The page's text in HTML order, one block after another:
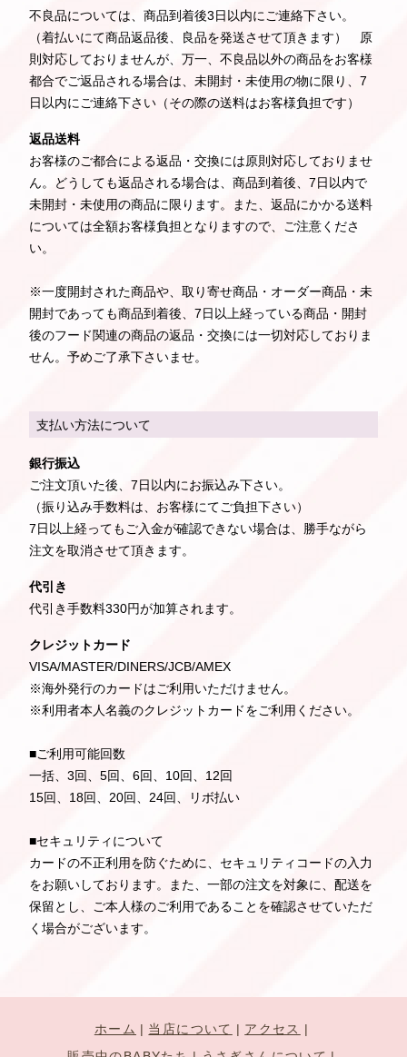
不良品については、商品到着後3日以内にご連絡下さい。
（着払いにて商品返品後、良品を発送させて頂きます） 原
則対応しておりませんが、万一、不良品以外の商品をお客様
都合でご返品される場合は、未開封・未使用の物に限り、7
日以内にご連絡下さい（その際の送料はお客様負担です）
返品送料
お客様のご都合による返品・交換には原則対応しておりませ
ん。どうしても返品される場合は、商品到着後、7日以内で
未開封・未使用の商品に限ります。また、返品にかかる送料
については全額お客様負担となりますので、ご注意くださ
い。
※一度開封された商品や、取り寄せ商品・オーダー商品・未
開封であっても商品到着後、7日以上経っている商品・開封
後のフード関連の商品の返品・交換には一切対応しておりま
せん。予めご了承下さいませ。
支払い方法について
銀行振込
ご注文頂いた後、7日以内にお振込み下さい。
（振り込み手数料は、お客様にてご負担下さい）
7日以上経ってもご入金が確認できない場合は、勝手ながら
注文を取消させて頂きます。
代引き
代引き手数料330円が加算されます。
クレジットカード
VISA/MASTER/DINERS/JCB/AMEX
※海外発行のカードはご利用いただけません。
※利用者本人名義のクレジットカードをご利用ください。
■ご利用可能回数
一括、3回、5回、6回、10回、12回
15回、18回、20回、24回、リボ払い
■セキュリティについて
カードの不正利用を防ぐために、セキュリティコードの入力
をお願いしております。また、一部の注文を対象に、配送を
保留とし、ご本人様のご利用であることを確認させていただ
く場合がございます。
ホーム 当店について
アクセス